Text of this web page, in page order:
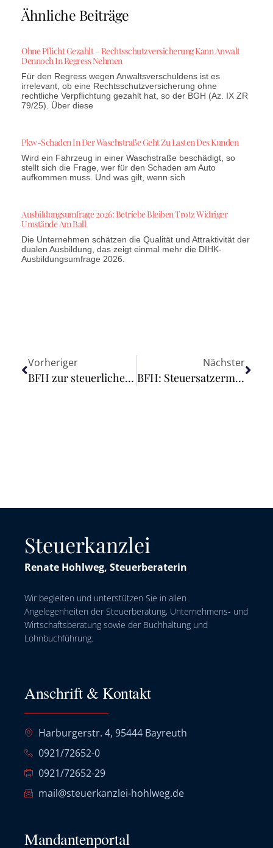
Ähnliche Beiträge
Ohne Pflicht Gezahlt – Rechtsschutzversicherung Kann Anwalt
Dennoch In Regress Nehmen
Für den Regress wegen Anwaltsverschuldens ist es
irrelevant, ob eine Rechtsschutzversicherung ohne
rechtliche Verpflichtung gezahlt hat, so der BGH (Az. IX ZR
79/25). Über diese
Pkw-Schaden In Der Waschstraße Geht Zu Lasten Des Kunden
Wird ein Fahrzeug in einer Waschstraße beschädigt, so
stellt sich die Frage, wer für den Schaden am Auto
aufkommen muss. Und was gilt, wenn sich
Ausbildungsumfrage 2026: Betriebe Bleiben Trotz Widriger
Umstände Am Ball
Die Unternehmen schätzen die Qualität und Attraktivität der
dualen Ausbildung, das zeigt einmal mehr die DIHK-
Ausbildungsumfrage 2026.
Vorheriger
BFH zur steuerlichen Berücksichtigung des Beibehaltungswahlrechts gemäß Art. 67 Abs. 1 Satz 2 EGHGB
Nächster
BFH: Steuersatzermäßigung für Werbelebensmittel
Steuerkanzlei
Renate Hohlweg, Steuerberaterin
Wir begleiten und unterstützen Sie in allen
Angelegenheiten der Steuerberatung, Unternehmens- und
Wirtschaftsberatung sowie der Buchhaltung und
Lohnbuchführung.
Anschrift & Kontakt
Harburgerstr. 4, 95444 Bayreuth
0921/72652-0
0921/72652-29
mail@steuerkanzlei-hohlweg.de
Mandantenportal